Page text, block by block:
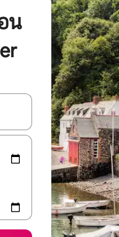
น
จผลการค้นหา